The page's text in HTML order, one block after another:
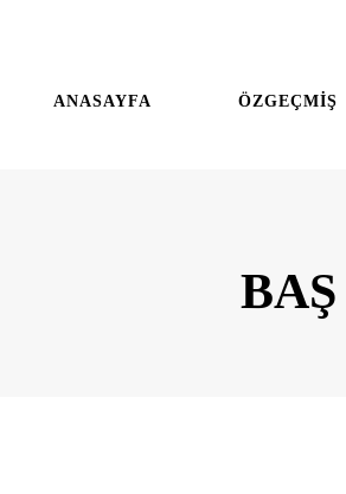
ANASAYFA ÖZGEÇMİŞ